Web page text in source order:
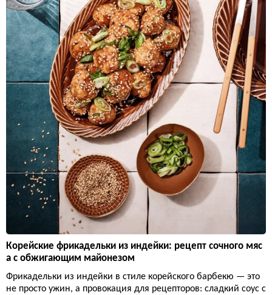
Корейские фрикадельки из индейки: рецепт сочного мяс
а с обжигающим майонезом
Фрикадельки из индейки в стиле корейского барбекю — это
не просто ужин, а провокация для рецепторов: сладкий соус с